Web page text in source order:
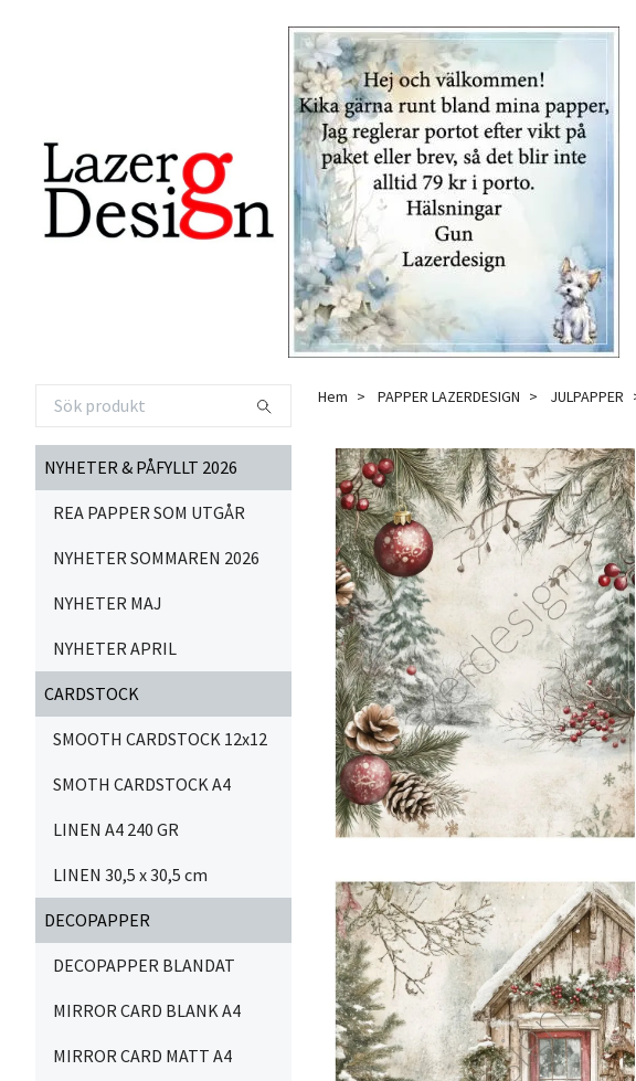
NYHETER & PÅFYLLT 2026
REA PAPPER SOM UTGÅR
NYHETER SOMMAREN 2026
NYHETER MAJ
NYHETER APRIL
CARDSTOCK
SMOOTH CARDSTOCK 12x12
SMOTH CARDSTOCK A4
LINEN A4 240 GR
LINEN 30,5 x 30,5 cm
DECOPAPPER
DECOPAPPER BLANDAT
MIRROR CARD BLANK A4
MIRROR CARD MATT A4
Hem PAPPER LAZERDESIGN JULPAPPER